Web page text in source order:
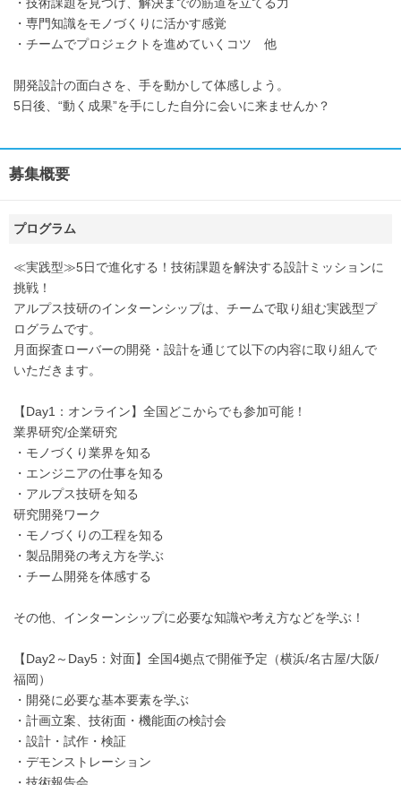
・技術課題を見つけ、解決までの筋道を立てる力
・専門知識をモノづくりに活かす感覚
・チームでプロジェクトを進めていくコツ 他
開発設計の面白さを、手を動かして体感しよう。
5日後、“動く成果”を手にした自分に会いに来ませんか？
募集概要
プログラム
≪実践型≫5日で進化する！技術課題を解決する設計ミッションに
挑戦！
アルプス技研のインターンシップは、チームで取り組む実践型プ
ログラムです。
月面探査ローバーの開発・設計を通じて以下の内容に取り組んで
いただきます。
【Day1：オンライン】全国どこからでも参加可能！
業界研究/企業研究
・モノづくり業界を知る
・エンジニアの仕事を知る
・アルプス技研を知る
研究開発ワーク
・モノづくりの工程を知る
・製品開発の考え方を学ぶ
・チーム開発を体感する
その他、インターンシップに必要な知識や考え方などを学ぶ！
【Day2～Day5：対面】全国4拠点で開催予定（横浜/名古屋/大阪/
福岡）
・開発に必要な基本要素を学ぶ
・計画立案、技術面・機能面の検討会
・設計・試作・検証
・デモンストレーション